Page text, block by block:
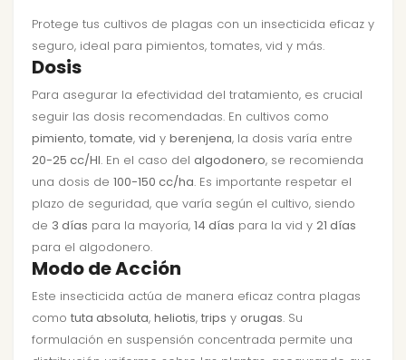
Protege tus cultivos de plagas con un insecticida eficaz y
seguro, ideal para pimientos, tomates, vid y más.
Dosis
Para asegurar la efectividad del tratamiento, es crucial
seguir las dosis recomendadas. En cultivos como
pimiento, tomate, vid y berenjena, la dosis varía entre
20-25 cc/Hl. En el caso del algodonero, se recomienda
una dosis de 100-150 cc/ha. Es importante respetar el
plazo de seguridad, que varía según el cultivo, siendo
de 3 días para la mayoría, 14 días para la vid y 21 días
para el algodonero.
Modo de Acción
Este insecticida actúa de manera eficaz contra plagas
como tuta absoluta, heliotis, trips y orugas. Su
formulación en suspensión concentrada permite una